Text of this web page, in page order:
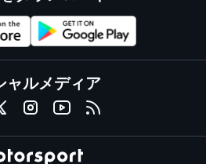
ャルメディア